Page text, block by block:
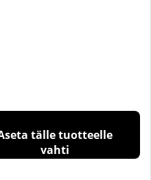
tälle tuotteelle
vahti